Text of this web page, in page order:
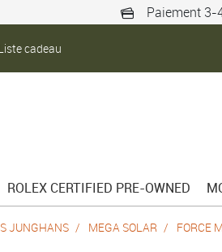
Paiement 3-
cadeau
ROLEX CERTIFIED PRE-OWNED
JUNGHANS MEGA SOLAR FORCE